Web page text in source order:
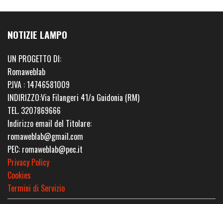
NOTIZIE LAMPO
UN PROGETTO DI:
Romaweblab
P.IVA : 14746581009
INDIRIZZO:Via Filangeri 41/a Guidonia (RM)
TEL. 3207869666
Indirizzo email del Titolare:
romaweblab@gmail.com
PEC: romaweblab@pec.it
Privacy Policy
Cookies
Termini di Servizio